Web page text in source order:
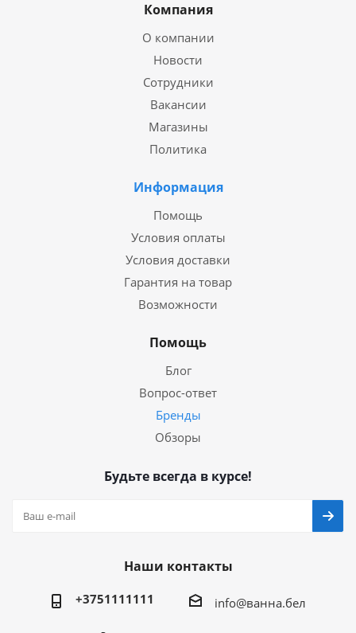
Компания
О компании
Новости
Сотрудники
Вакансии
Магазины
Политика
Информация
Помощь
Условия оплаты
Условия доставки
Гарантия на товар
Возможности
Помощь
Блог
Вопрос-ответ
Бренды
Обзоры
Будьте всегда в курсе!
Наши контакты
+3751111111 info@ванна.бел